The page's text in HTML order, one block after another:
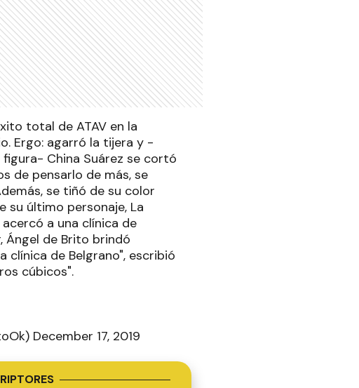
total de ATAV en la
Ergo: agarró la tijera y -
China Suárez se cortó
de pensarlo de más, se
se tiñó de su color
su último personaje, La
a una clínica de
Ángel de Brito brindó
clínica de Belgrano", escribió
cúbicos".
December 17, 2019